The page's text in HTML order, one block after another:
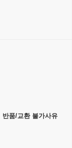
반품/교환 불가사유